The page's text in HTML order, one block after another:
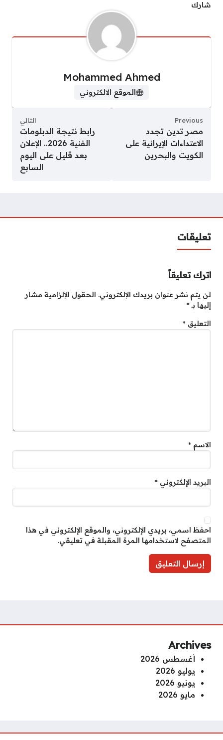
شارك
Mohammed Ahmed
الموقع الالكتروني
Previous
مصر تدين تجدد
الاعتداءات الإيرانية على
الكويت والبحرين
التالي
رابط نتيجة الدبلومات
الفنية 2026.. الإعلان
بعد قليل على اليوم
السابع
تعليقات
اترك تعليقاً
لن يتم نشر عنوان بريدك الإلكتروني. الحقول الإلزامية مشار
إليها بـ*
التعليق *
الاسم *
البريد الإلكتروني *
احفظ اسمي، بريدي الإلكتروني، والموقع الإلكتروني في هذا
المتصفح لاستخدامها المرة المقبلة في تعليقي.
Archives
أغسطس 2026
يوليو 2026
يونيو 2026
مايو 2026